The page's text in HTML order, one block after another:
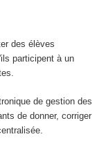
des élèves
participent à un
de gestion des
de donner, corriger